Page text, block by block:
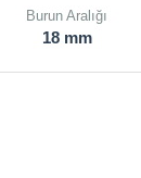
Burun Aralığı
18 mm